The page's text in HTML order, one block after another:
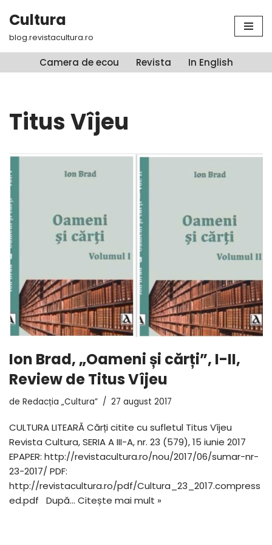
Sari
conținut
Cultura
blog.revistacultura.ro
Camera de ecou Revista In English
Titus Vîjeu
Ion Brad, „Oameni și cărți”, I-II,
Review de Titus Vîjeu
de Redacția „Cultura” 27 august 2017
CULTURA LITEARĂ Cărți citite cu sufletul Titus Vîjeu
Revista Cultura, SERIA A III-A, nr. 23 (579), 15 iunie 2017
EPAPER: http://revistacultura.ro/nou/2017/06/sumar-nr-
23-2017/ PDF:
http://revistacultura.ro/pdf/Cultura_23_2017.compress
ed.pdf După… Citește mai mult »